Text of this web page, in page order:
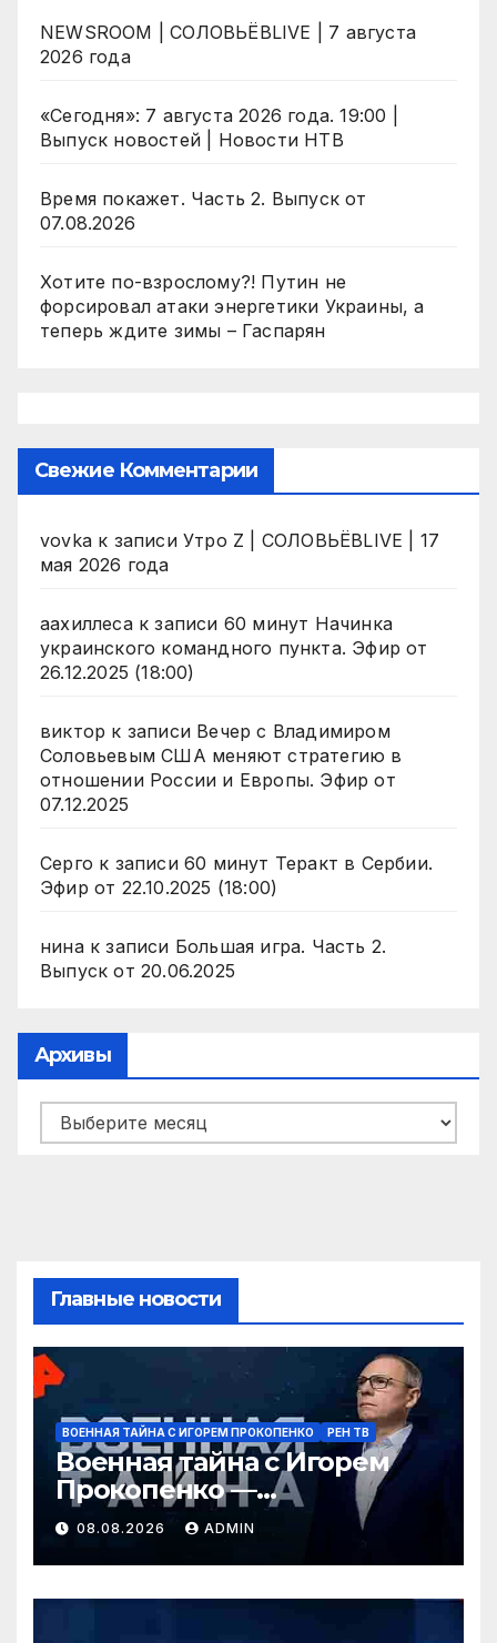
NEWSROOM | СОЛОВЬЁВLIVE | 7 августа
2026 года
«Сегодня»: 7 августа 2026 года. 19:00 |
Выпуск новостей | Новости НТВ
Время покажет. Часть 2. Выпуск от
07.08.2026
Хотите по-взрослому?! Путин не
форсировал атаки энергетики Украины, а
теперь ждите зимы – Гаспарян
Свежие Комментарии
vovka к записи Утро Z | СОЛОВЬЁВLIVE | 17
мая 2026 года
аахиллесак записи 60 минут Начинка
украинского командного пункта. Эфир от
26.12.2025 (18:00)
виктор к записи Вечер с Владимиром
Соловьевым США меняют стратегию в
отношении России и Европы. Эфир от
07.12.2025
Серго к записи 60 минут Теракт в Сербии.
Эфир от 22.10.2025 (18:00)
нинак записи Большая игра. Часть 2.
Выпуск от 20.06.2025
Архивы
Архивы
Главные новости
ВОЕННАЯ ТАЙНА С ИГОРЕМ ПРОКОПЕНКО РЕН ТВ
Военная тайна с Игорем
Прокопенко —
Перестановки в
Минобороны России
(08.08.2026)
08.08.2026 ADMIN